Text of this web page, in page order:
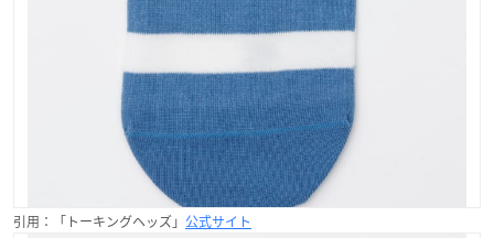
引用：「トーキングヘッズ」 公式サイト